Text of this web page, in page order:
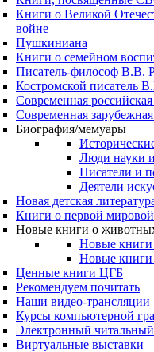
Книги о Великой
войне
Пушкиниана
Книги о семейном
Писатель-философ В.В.
Костромской писатель
Современная российская
Современная
Биография/мемуары
Люди науки
Писатели и
Деятели
Новая детская
Книги о первой
Новые книги о
Новые книги
Новые книги
Ценные книги ЦГБ
Рекомендуем почитать
Наши видео-трансляции
Курсы компьютерной
Электронный читальный
Виртуальные выставки